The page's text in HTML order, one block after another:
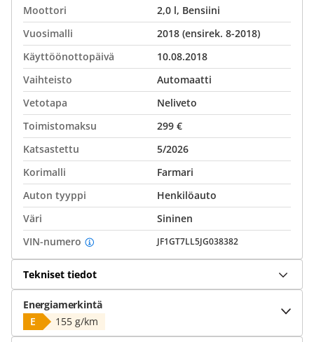
Moottori
2,0 l, Bensiini
Vuosimalli
2018 (ensirek. 8-2018)
Käyttöönottopäivä
10.08.2018
Vaihteisto
Automaatti
Vetotapa
Neliveto
Toimistomaksu
299 €
Katsastettu
5/2026
Korimalli
Farmari
Auton tyyppi
Henkilöauto
Väri
Sininen
VIN-numero
JF1GT7LL5JG038382
Tekniset tiedot
Energiamerkintä
E
155 g/km